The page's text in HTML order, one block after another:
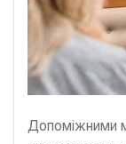
Допоміжними